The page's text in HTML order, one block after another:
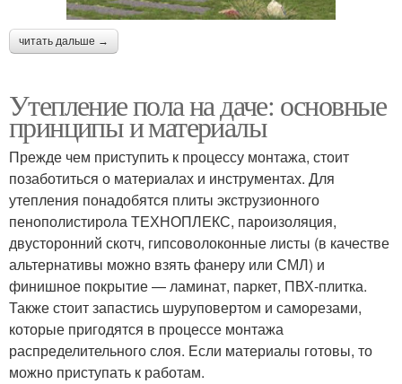
читать дальше →
Утепление пола на даче: основные
принципы и материалы
Прежде чем приступить к процессу монтажа, стоит
позаботиться о материалах и инструментах. Для
утепления понадобятся плиты экструзионного
пенополистирола ТЕХНОПЛЕКС, пароизоляция,
двусторонний скотч, гипсоволоконные листы (в качестве
альтернативы можно взять фанеру или СМЛ) и
финишное покрытие — ламинат, паркет, ПВХ-плитка.
Также стоит запастись шуруповертом и саморезами,
которые пригодятся в процессе монтажа
распределительного слоя. Если материалы готовы, то
можно приступать к работам.